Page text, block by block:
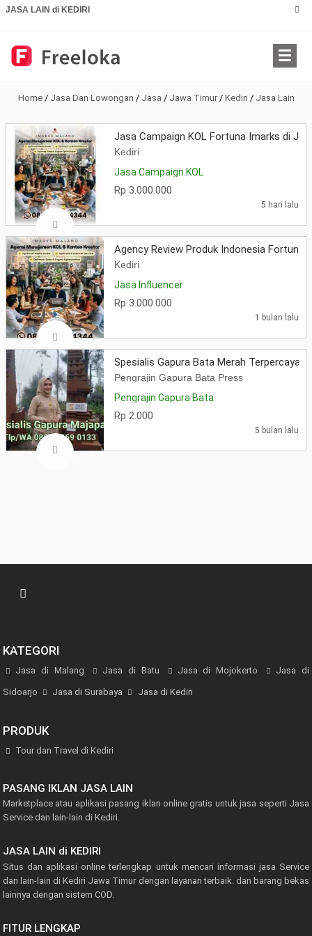
JASA LAIN di KEDIRI
Home / Jasa Dan Lowongan / Jasa / Jawa Timur/ Kediri / Jasa Lain
Jasa Campaign KOL Fortuna Imarks di
Kediri
Jasa Campaign KOL
Rp 3.000.000
5 hari lalu
Agency Review Produk Indonesia Fortuna
Kediri
Jasa Influencer
Rp 3.000.000
1 bulan lalu
Spesialis Gapura Bata Merah Terpercaya
Pengrajin Gapura Bata Press
Pengrajin Gapura Bata
Rp 2.000
5 bulan lalu
KATEGORI
Jasa di Malang Jasa di Batu Jasa di Mojokerto Jasa di
Sidoarjo Jasa di Surabaya Jasa di Kediri
PRODUK
Tour dan Travel di Kediri
PASANG IKLAN JASA LAIN
Marketplace atau aplikasi pasang iklan online gratis untuk jasa seperti Jasa
Service dan lain-lain di Kediri.
JASA LAIN di KEDIRI
Situs dan aplikasi online terlengkap untuk mencari informasi jasa Service
dan lain-lain di Kediri Jawa Timur dengan layanan terbaik. dan barang bekas
lainnya dengan sistem COD.
FITUR LENGKAP